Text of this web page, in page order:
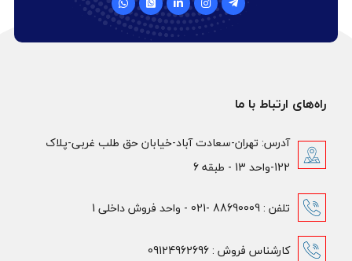
راه‌های ارتباط با ما
آدرس: تهران-سعادت آباد-خیابان حق طلب غربی-پلاک
122-واحد 13 - طبقه 6
تلفن : 88690009 -021 - واحد فروش داخلی 1
کارشناس فروش : 09124962696